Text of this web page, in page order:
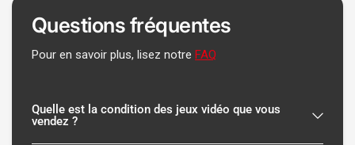
Questions fréquentes
Pour en savoir plus, lisez notreFAQ
Quelle est la condition des jeux vidéo que vous
vendez ?